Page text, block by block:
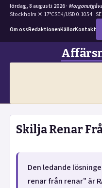
lördag, 8 augusti 2026 ·
Stockholm ☀ 17°CSEK/USD 0.1054 ·
Om ossRedaktionenKällorKontakt
Skilja Renar
Den ledande
renar från renar” är